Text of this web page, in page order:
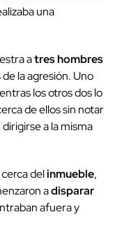
una
atres hombres
la agresión. Uno
los otros dos lo
de ellos sin notar
a la misma
delinmueble,
adisparar
afuera y